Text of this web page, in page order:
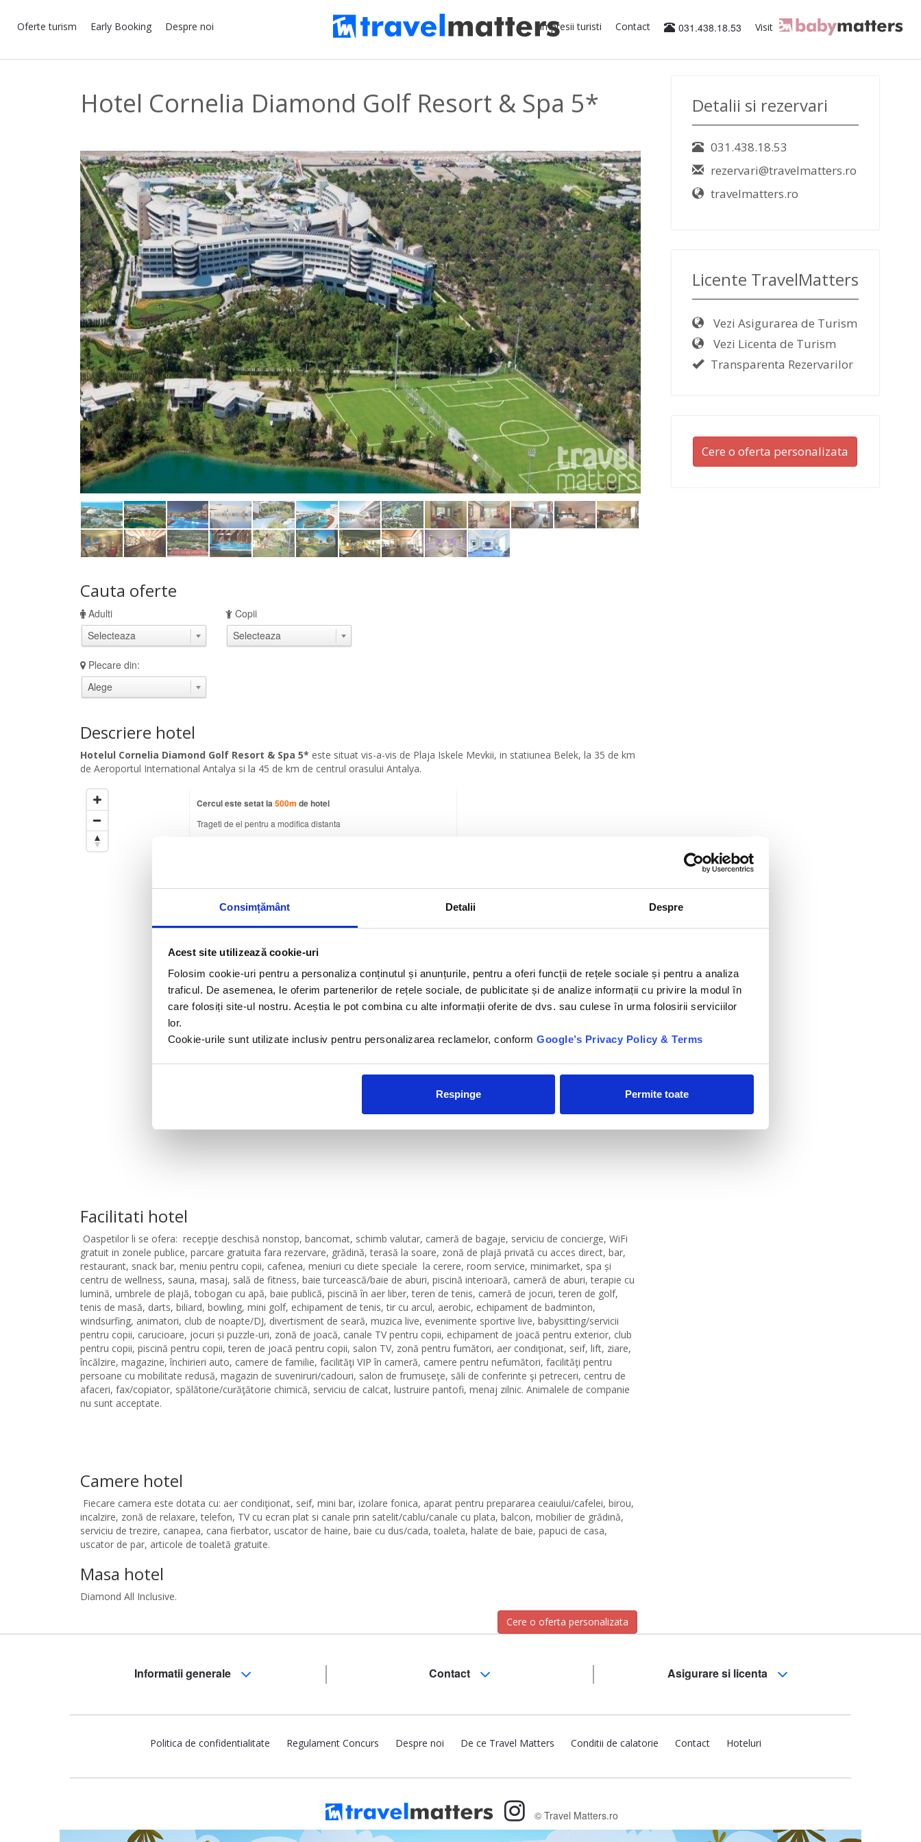
Consimțământ Detalii Despre
Acest site utilizează cookie-uri
Folosim cookie-uri pentru a personaliza conținutul și anunțurile, pentru a oferi funcții de rețele sociale și pentru a analiza
traficul. De asemenea, le oferim partenerilor de rețele sociale, de publicitate și de analize informații cu privire la modul în
care folosiți site-ul nostru. Aceștia le pot combina cu alte informații oferite de dvs. sau culese în urma folosirii serviciilor
lor.
Cookie-urile sunt utilizate inclusiv pentru personalizarea reclamelor, conform Google’s Privacy Policy & Terms
Respinge Permite toate
Oferte turism Early Booking Despre noi Impresii turisti Contact 031.438.18.53 Visit
Hotel Cornelia Diamond Golf Resort & Spa 5*
Cauta oferte
Adulti Copii
Plecare din:
Descriere hotel
Hotelul Cornelia Diamond Golf Resort & Spa 5* este situat vis-a-vis de Plaja Iskele Mevkii, in statiunea Belek, la 35 de km
de Aeroportul International Antalya si la 45 de km de centrul orasului Antalya.
×
Cercul este setat la 500m de hotel
Trageti de el pentru a modifica distanta
Facilitati hotel
Oaspetilor li se ofera: recepţie deschisă nonstop, bancomat, schimb valutar, cameră de bagaje, serviciu de concierge, WiFi
gratuit in zonele publice, parcare gratuita fara rezervare, grădină, terasă la soare, zonă de plajă privată cu acces direct, bar,
restaurant, snack bar, meniu pentru copii, cafenea, meniuri cu diete speciale la cerere, room service, minimarket, spa și
centru de wellness, sauna, masaj, sală de fitness, baie turcească/baie de aburi, piscină interioară, cameră de aburi, terapie cu
lumină, umbrele de plajă, tobogan cu apă, baie publică, piscină în aer liber, teren de tenis, cameră de jocuri, teren de golf,
tenis de masă, darts, biliard, bowling, mini golf, echipament de tenis, tir cu arcul, aerobic, echipament de badminton,
windsurfing, animatori, club de noapte/DJ, divertisment de seară, muzica live, evenimente sportive live, babysitting/servicii
pentru copii, carucioare, jocuri și puzzle-uri, zonă de joacă, canale TV pentru copii, echipament de joacă pentru exterior, club
pentru copii, piscină pentru copii, teren de joacă pentru copii, salon TV, zonă pentru fumători, aer condiţionat, seif, lift, ziare,
încălzire, magazine, închirieri auto, camere de familie, facilităţi VIP în cameră, camere pentru nefumători, facilităţi pentru
persoane cu mobilitate redusă, magazin de suveniruri/cadouri, salon de frumuseţe, săli de conferinte şi petreceri, centru de
afaceri, fax/copiator, spălătorie/curăţătorie chimică, serviciu de calcat, lustruire pantofi, menaj zilnic. Animalele de companie
nu sunt acceptate.
Camere hotel
Fiecare camera este dotata cu: aer condiţionat, seif, mini bar, izolare fonica, aparat pentru prepararea ceaiului/cafelei, birou,
incalzire, zonă de relaxare, telefon, TV cu ecran plat si canale prin satelit/cablu/canale cu plata, balcon, mobilier de grădină,
serviciu de trezire, canapea, cana fierbator, uscator de haine, baie cu dus/cada, toaleta, halate de baie, papuci de casa,
uscator de par, articole de toaletă gratuite.
Masa hotel
Diamond All Inclusive.
Cere o oferta personalizata
Detalii si rezervari
031.438.18.53
rezervari@travelmatters.ro
travelmatters.ro
Licente TravelMatters
Vezi Asigurarea de Turism
Vezi Licenta de Turism
Transparenta Rezervarilor
Cere o oferta personalizata
Informatii generale Contact Asigurare si licenta
Politica de confidentialitate Regulament Concurs Despre noi De ce Travel Matters Conditii de calatorie Contact Hoteluri
© Travel Matters.ro